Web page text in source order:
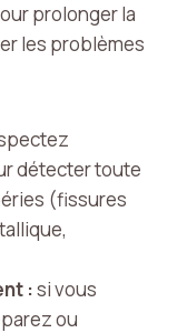
prolonger la
les problèmes
détecter toute
(fissures
:si vous
ou